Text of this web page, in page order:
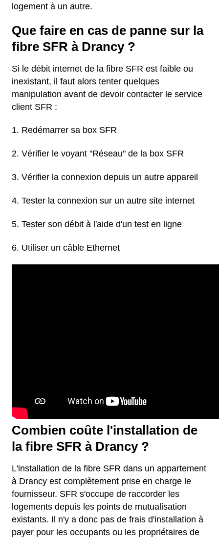
logement à un autre.
Que faire en cas de panne sur la
fibre SFR à Drancy ?
Si le débit internet de la fibre SFR est faible ou
inexistant, il faut alors tenter quelques
manipulation avant de devoir contacter le service
client SFR :
Redémarrer sa box SFR
Vérifier le voyant "Réseau" de la box SFR
Vérifier la connexion depuis un autre appareil
Tester la connexion sur un autre site internet
Tester son débit à l'aide d'un test en ligne
Utiliser un câble Ethernet
Combien coûte l'installation de
la fibre SFR à Drancy ?
L'installation de la fibre SFR dans un appartement
à Drancy est complètement prise en charge le
fournisseur. SFR s'occupe de raccorder les
logements depuis les points de mutualisation
existants. Il n'y a donc pas de frais d'installation à
payer pour les occupants ou les propriétaires de